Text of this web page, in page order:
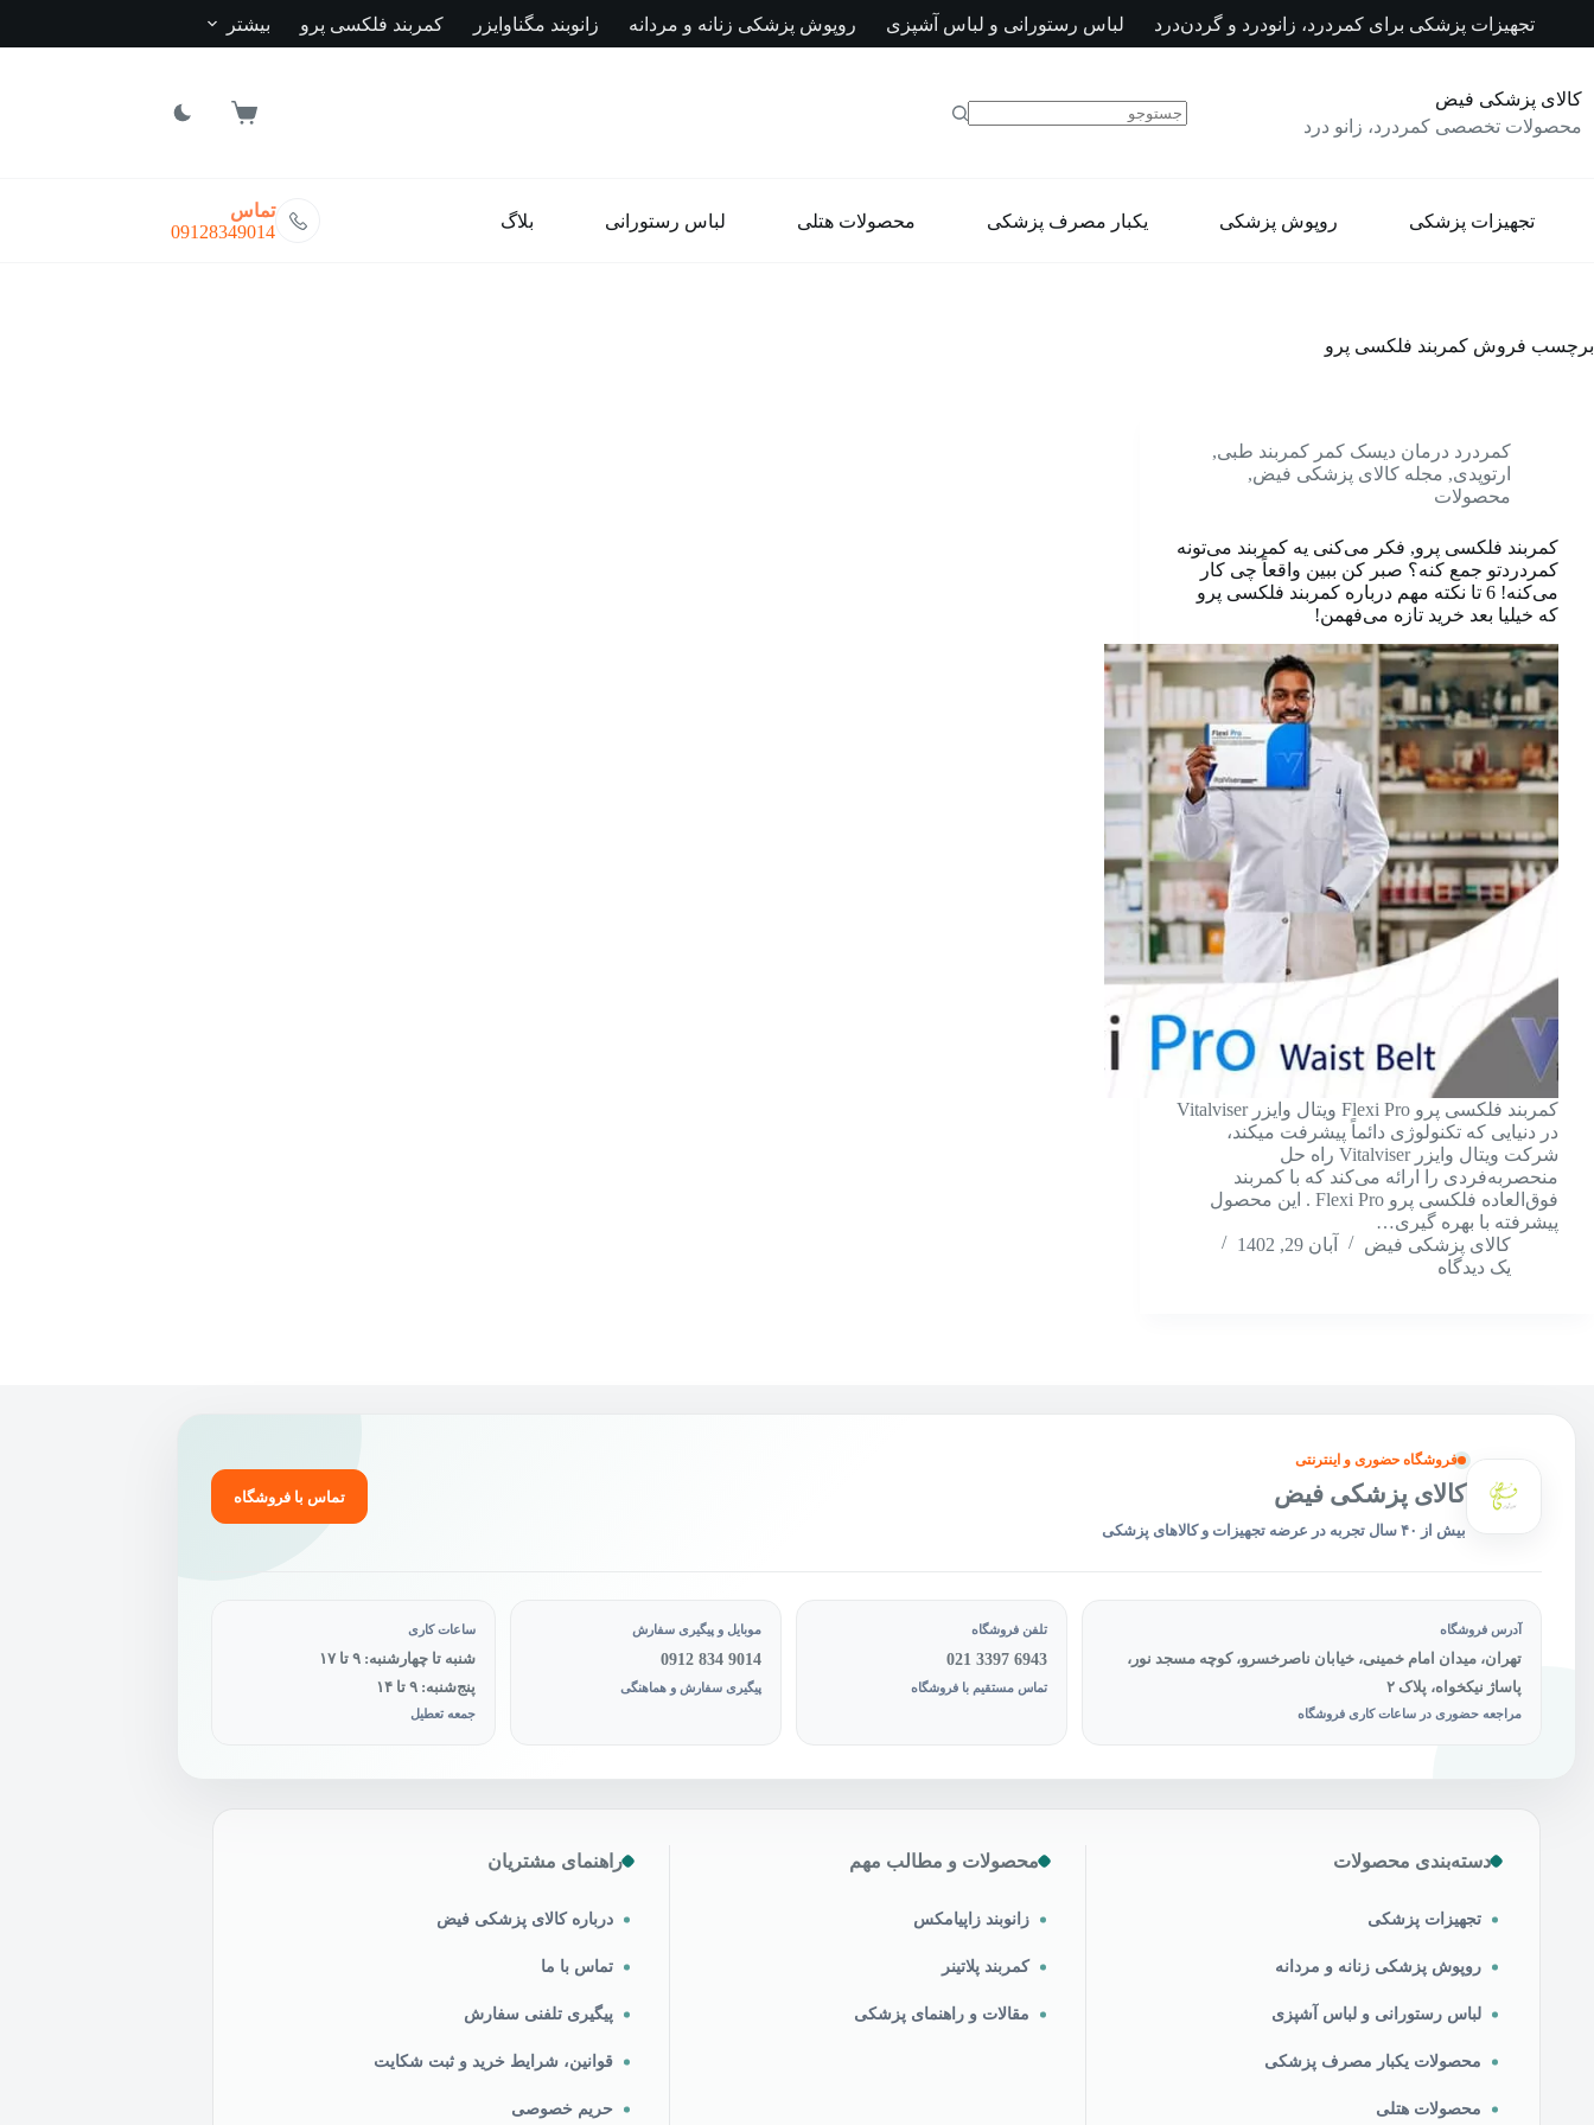
تجهیزات پزشکی برای کمردرد، زانودرد و گردن‌درد لباس رستورانی و لباس آشپزی روپوش پزشکی زنانه و مردانه زانوبند مگناوایزر کمربند فلکسی پرو بیشتر
کالای پزشکی فیض
محصولات تخصصی کمردرد، زانو درد
سبد
تجهیزات پزشکی روپوش پزشکی یکبار مصرف پزشکی محصولات هتلی لباس رستورانی بلاگ
تماس
09128349014
برچسب فروش کمربند فلکسی پرو
کمردرد درمان دیسک کمر کمربند طبی,
ارتوپدی, مجله کالای پزشکی فیض,
محصولات
کمربند فلکسی پرو, فکر می‌کنی یه کمربند می‌تونه
کمردردتو جمع کنه؟ صبر کن ببین واقعاً چی کار
می‌کنه! 6 تا نکته مهم درباره کمربند فلکسی پرو
که خیلیا بعد خرید تازه می‌فهمن!
کمربند فلکسی پرو Flexi Pro ویتال وایزر Vitalviser
در دنیایی که تکنولوژی دائماً پیشرفت میکند،
شرکت ویتال وایزر Vitalviser راه ‌حل
منحصربه‌فردی را ارائه می‌کند که با کمربند
فوق‌العاده فلکسی پرو Flexi Pro . این محصول
پیشرفته با بهره گیری…
کالای پزشکی فیض
آبان 29, 1402
یک دیدگاه
فروشگاه حضوری و اینترنتی
کالای پزشکی فیض
بیش از ۴۰ سال تجربه در عرضه تجهیزات و کالاهای پزشکی
تماس با فروشگاه
آدرس فروشگاه
تهران، میدان امام خمینی، خیابان ناصرخسرو، کوچه مسجد نور،
پاساژ نیکخواه، پلاک ۲
مراجعه حضوری در ساعات کاری فروشگاه
تلفن فروشگاه
021 3397 6943
تماس مستقیم با فروشگاه
موبایل و پیگیری سفارش
0912 834 9014
پیگیری سفارش و هماهنگی
ساعات کاری
شنبه تا چهارشنبه: ۹ تا ۱۷
پنج‌شنبه: ۹ تا ۱۴
جمعه تعطیل
دسته‌بندی محصولات
تجهیزات پزشکی
روپوش پزشکی زنانه و مردانه
لباس رستورانی و لباس آشپزی
محصولات یکبار مصرف پزشکی
محصولات هتلی
محصولات و مطالب مهم
زانوبند زاپیامکس
کمربند پلاتینر
مقالات و راهنمای پزشکی
راهنمای مشتریان
درباره کالای پزشکی فیض
تماس با ما
پیگیری تلفنی سفارش
قوانین، شرایط خرید و ثبت شکایت
حریم خصوصی